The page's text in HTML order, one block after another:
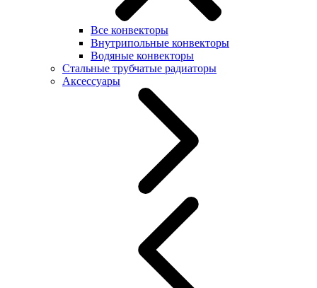
Все конвекторы
Внутрипольные конвекторы
Водяные конвекторы
Стальные трубчатые радиаторы
Аксессуары